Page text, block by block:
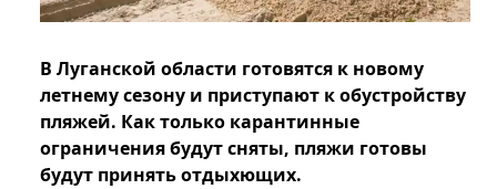
В Луганской области готовятся к новому
летнему сезону и приступают к обустройству
пляжей. Как только карантинные
ограничения будут сняты, пляжи готовы
будут принять отдыхющих.